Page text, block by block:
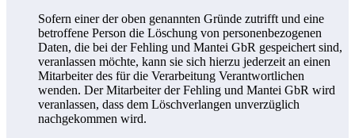
Sofern einer der oben genannten Gründe zutrifft und eine
betroffene Person die Löschung von personenbezogenen
Daten, die bei der Fehling und Mantei GbR gespeichert sind,
veranlassen möchte, kann sie sich hierzu jederzeit an einen
Mitarbeiter des für die Verarbeitung Verantwortlichen
wenden. Der Mitarbeiter der Fehling und Mantei GbR wird
veranlassen, dass dem Löschverlangen unverzüglich
nachgekommen wird.